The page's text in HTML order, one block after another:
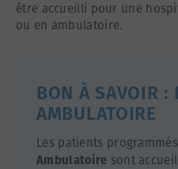
être accueilli pour une
ou en ambulatoire.
BON À SAVOIR :
AMBULATOIRE
Les patients
Ambulatoire sont